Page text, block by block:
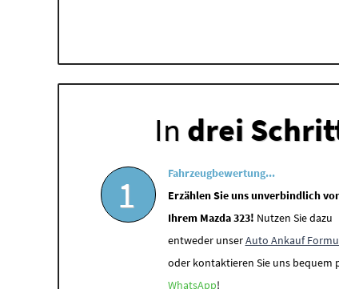
In drei
1
Fahrzeugbewertung...
Erzählen Sie uns unverbindlich
Ihrem Mazda 323! Nutzen Sie dazu
entweder unserAuto Ankauf
oder kontaktieren Sie uns bequem
WhatsApp!